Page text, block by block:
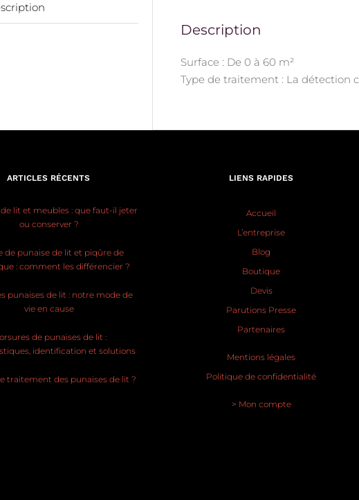
Description
Surface : De 0 à 60 m²
Type de traitement : La détection
ARTICLES RÉCENTS
lit et meubles : que faut-il jeter
ou conserver ?
de punaise de lit et piqûre de
: comment les différencier ?
punaises de lit : notre mode de
vie en cause
de punaises de lit :
identification et solutions
traitement des punaises de lit ?
LIENS RAPIDES
Accueil
L’entreprise
Blog
Boutique
Devis
Parutions Presse
Partenaires
Mentions légales
Politique de confidentialité
> Mon compte